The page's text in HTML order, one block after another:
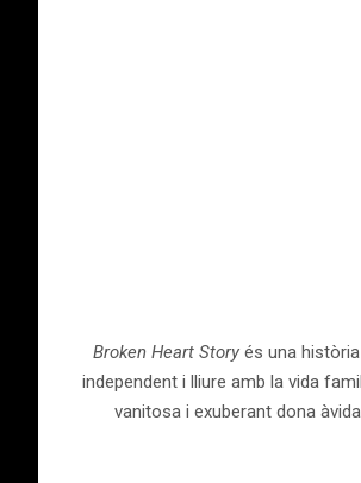
Broken Heart Storyés una història
independent i lliure amb la vida
vanitosa i exuberant dona